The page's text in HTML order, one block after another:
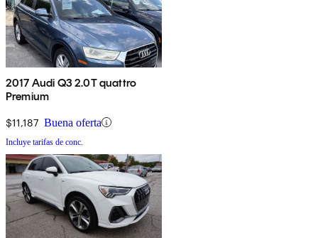
2017 Audi Q3 2.0T quattro
Premium
$11,187 Buena oferta
Incluye tarifas de conc.